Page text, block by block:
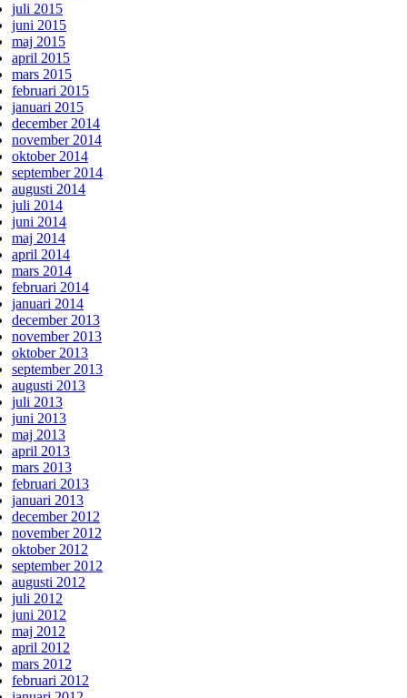
juli 2015
juni 2015
maj 2015
april 2015
mars 2015
februari 2015
januari 2015
december 2014
november 2014
oktober 2014
september 2014
augusti 2014
juli 2014
juni 2014
maj 2014
april 2014
mars 2014
februari 2014
januari 2014
december 2013
november 2013
oktober 2013
september 2013
augusti 2013
juli 2013
juni 2013
maj 2013
april 2013
mars 2013
februari 2013
januari 2013
december 2012
november 2012
oktober 2012
september 2012
augusti 2012
juli 2012
juni 2012
maj 2012
april 2012
mars 2012
februari 2012